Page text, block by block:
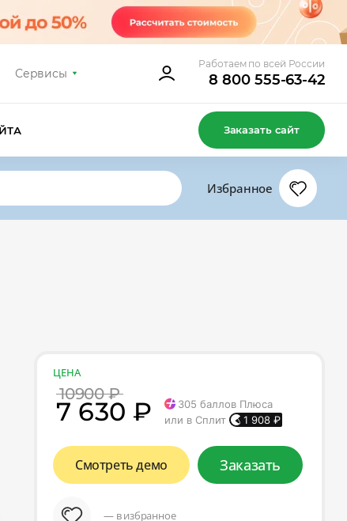
Сервисы
Работаем по всей России
8 800 555-63-42
Заказать сайт
Избранное
ЦЕНА
10900 ₽
7 630 ₽ 305 баллов Плюса
или в Сплит
1 908 ₽
Смотреть демо Заказать
— в избранное